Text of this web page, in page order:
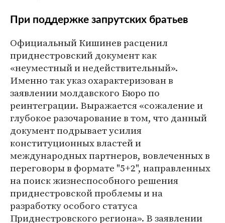
При поддержке запрутских братьев
Официальный Кишинев расценил
приднестровский документ как
«неуместный и недействительный».
Именно так указ охарактеризован в
заявлении молдавского Бюро по
реинтеграции. Выражается «сожаление и
глубокое разочарование в том, что данный
документ подрывает усилия
конституционных властей и
международных партнеров, вовлеченных в
переговоры в формате "5+2", направленных
на поиск жизнеспособного решения
приднестровской проблемы и на
разработку особого статуса
Приднестровского региона». В заявлении